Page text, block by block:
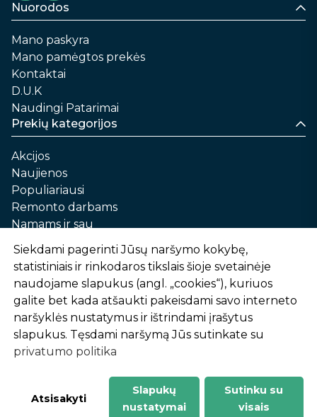
Nuorodos
Mano paskyra
Mano pamėgtos prekės
Kontaktai
D.U.K
Naudingi Patarimai
Prekių kategorijos
Akcijos
Naujienos
Populiariausi
Remonto darbams
Namams ir sau
Automobilių priežiūrai
Sodui ir daržui
Informacija
Apie mus
Prekių pirkimo – pardavimo taisyklės
Prekių pristatymas ir atsiėmimas
Garantinis aptarnavimas ir prekių grąžinimas
Privatumo politika
-
1
2
%
n
u
o
l
a
i
d
Siekdami pagerinti Jūsų naršymo kokybę,
statistiniais ir rinkodaros tikslais šioje svetainėje
naudojame slapukus (angl. „cookies“), kuriuos
galite bet kada atšaukti pakeisdami savo interneto
naršyklės nustatymus ir ištrindami įrašytus
slapukus. Tęsdami naršymą Jūs sutinkate su
privatumo politika
Atsisakyti
Slapukų
nustatymai
Sutinku su
visais